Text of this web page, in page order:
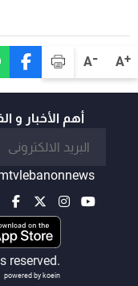
A+
A-
أهم الأخبار و
reserved.
powered by koein